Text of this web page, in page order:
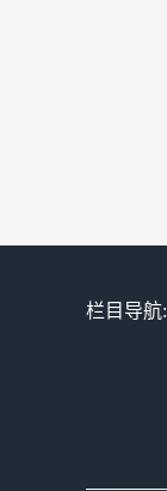
栏目导航: